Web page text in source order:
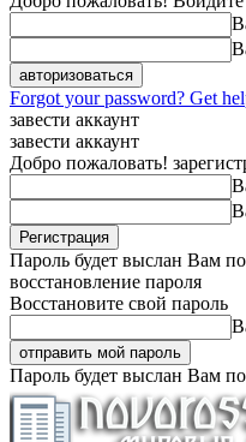
Forgot your password? Get
завести аккаунт
завести аккаунт
Добро пожаловать!
Пароль будет выслан Вам
восстановление пароля
Восстановите свой пароль
Пароль будет выслан Вам